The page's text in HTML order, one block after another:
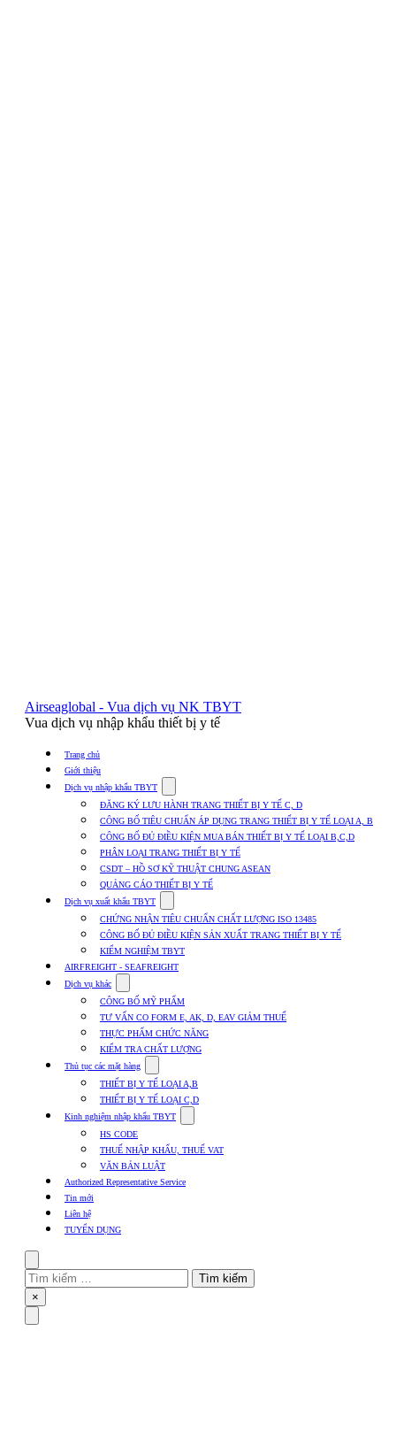
Airseaglobal - Vua dịch vụ NK TBYT
Vua dịch vụ nhập khẩu thiết bị y tế
Trang chủ
Giới thiệu
Dịch vụ nhập khẩu TBYT
submenu
for
Dịch
vụ
nhập
khẩu
TBYT
ĐĂNG KÝ LƯU HÀNH TRANG THIẾT BỊ Y TẾ C, D
CÔNG BỐ TIÊU CHUẨN ÁP DỤNG TRANG THIẾT BỊ Y TẾ LOẠI A, B
CÔNG BỐ ĐỦ ĐIỀU KIỆN MUA BÁN THIẾT BỊ Y TẾ LOẠI B,C,D
PHÂN LOẠI TRANG THIẾT BỊ Y TẾ
CSDT – HỒ SƠ KỸ THUẬT CHUNG ASEAN
QUẢNG CÁO THIẾT BỊ Y TẾ
Dịch vụ xuất khẩu TBYT
submenu
for
Dịch
vụ
xuất
TBYT
CHỨNG NHẬN TIÊU CHUẨN CHẤT LƯỢNG ISO 13485
CÔNG BỐ ĐỦ ĐIỀU KIỆN SẢN XUẤT TRANG THIẾT BỊ Y TẾ
KIỂM NGHIỆM TBYT
AIRFREIGHT - SEAFREIGHT
Dịch vụ khác
submenu
for
Dịch
vụ
khác
CÔNG BỐ MỸ PHẨM
TƯ VẤN CO FORM E, AK, D, EAV GIẢM THUẾ
THỰC PHẨM CHỨC NĂNG
KIỂM TRA CHẤT LƯỢNG
Thủ tục các mặt hàng
submenu
for
Thủ
tục
mặt
hàng
THIẾT BỊ Y TẾ LOẠI A,B
THIẾT BỊ Y TẾ LOẠI C,D
Kinh nghiệm nhập khẩu TBYT
submenu
Kinh
HS CODE
THUẾ NHẬP KHẨU, THUẾ VAT
VĂN BẢN LUẬT
Authorized Representative Service
Tin mới
Liên hệ
TUYỂN DỤNG
Tìm
kiếm
cho:
Close
×